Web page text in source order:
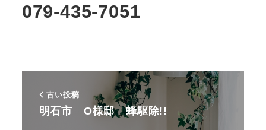
079-435-7051
古い投稿
明石市 O様邸 蜂駆除!!